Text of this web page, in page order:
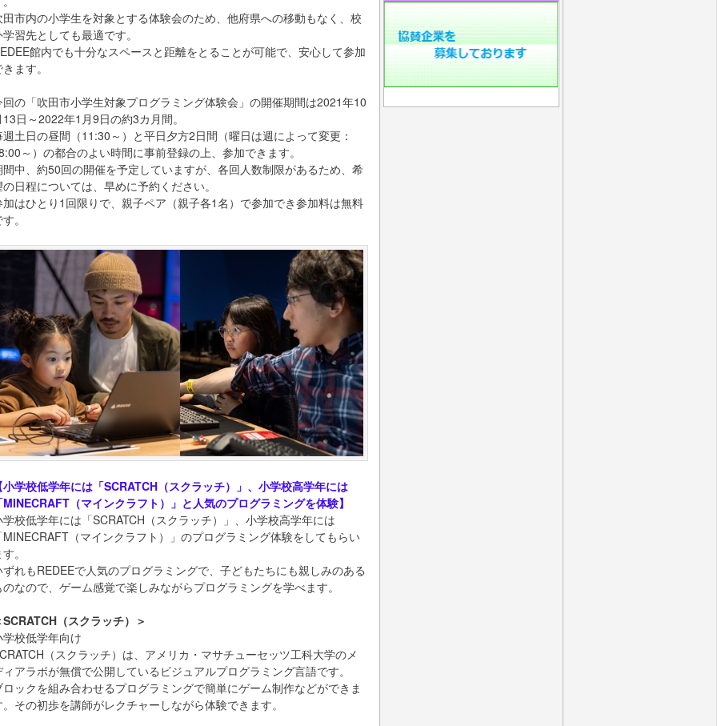
田市内の小学生を対象とする体験会のため、他府県への移動もなく、校
習先としても最適です。
館内でも十分なスペースと距離をとることが可能で、安心して参加
ます。
回の「吹田市小学生対象プログラミング体験会」の開催期間は2021年10
13日～2022年1月9日の約3カ月間。
週土日の昼間（11:30～）と平日夕方2日間（曜日は週によって変更：
～）の都合のよい時間に事前登録の上、参加できます。
間中、約50回の開催を予定していますが、各回人数制限があるため、希
の日程については、早めに予約ください。
加はひとり1回限りで、親子ペア（親子各1名）で参加でき参加料は無料
。
小学校低学年には「SCRATCH（スクラッチ）」、小学校高学年には
MINECRAFT（マインクラフト）」と人気のプログラミングを体験】
学校低学年には「SCRATCH（スクラッチ）」、小学校高学年には
MINECRAFT（マインクラフト）」のプログラミング体験をしてもらい
。
ずれもREDEEで人気のプログラミングで、子どもたちにも親しみのある
のなので、ゲーム感覚で楽しみながらプログラミングを学べます。
SCRATCH（スクラッチ）＞
学校低学年向け
（スクラッチ）は、アメリカ・マサチューセッツ工科大学のメ
ィアラボが無償で公開しているビジュアルプログラミング言語です。
ロックを組み合わせるプログラミングで簡単にゲーム制作などができま
。その初歩を講師がレクチャーしながら体験できます。